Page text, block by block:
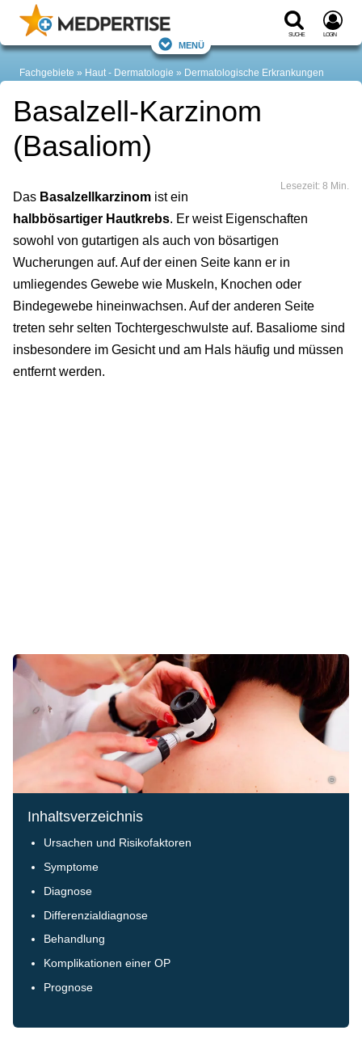
Suche Login
Menü
Fachgebiete Haut - Dermatologie Dermatologische Erkrankungen
Basalzell-Karzinom
(Basaliom)
Lesezeit: 8 Min.
Das Basalzellkarzinom ist ein
halbbösartiger Hautkrebs. Er weist Eigenschaften
sowohl von gutartigen als auch von bösartigen
Wucherungen auf. Auf der einen Seite kann er in
umliegendes Gewebe wie Muskeln, Knochen oder
Bindegewebe hineinwachsen. Auf der anderen Seite
treten sehr selten Tochtergeschwulste auf. Basaliome sind
insbesondere im Gesicht und am Hals häufig und müssen
entfernt werden.
©
Inhaltsverzeichnis
Ursachen und Risikofaktoren
Symptome
Diagnose
Differenzialdiagnose
Behandlung
Komplikationen einer OP
Prognose